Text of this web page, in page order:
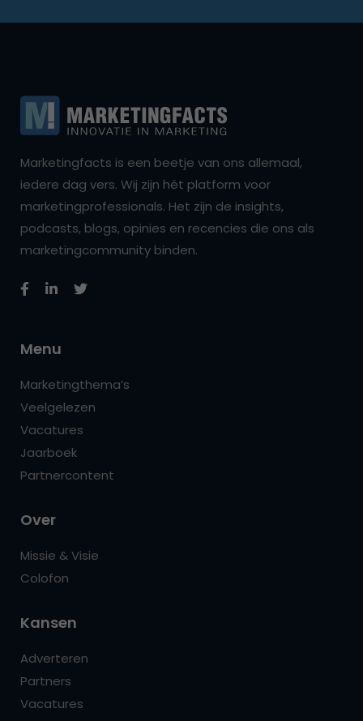
Marketingfacts is een beetje van ons allemaal,
iedere dag vers. Wij zijn hét platform voor
marketingprofessionals. Het zijn de insights,
podcasts, blogs, opinies en recencies die ons als
marketingcommunity binden.
Menu
Marketingthema’s
Veelgelezen
Vacatures
Jaarboek
Partnercontent
Over
Missie & Visie
Colofon
Kansen
Adverteren
Partners
Vacatures